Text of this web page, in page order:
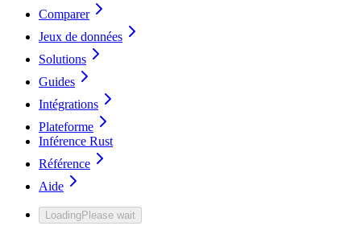
Comparer
Jeux de données
Solutions
Guides
Intégrations
Plateforme
Inférence Rust
Référence
Aide
LoadingPlease wait